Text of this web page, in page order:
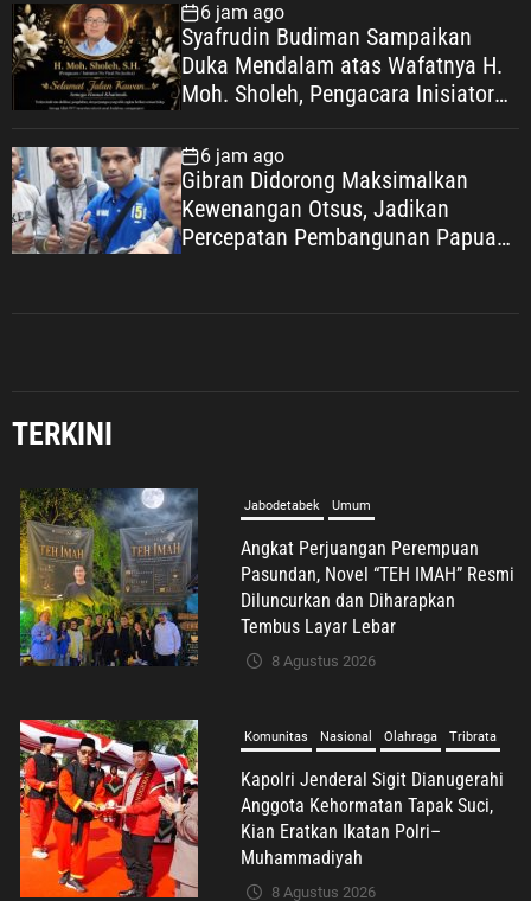
6 jam ago
Syafrudin Budiman Sampaikan
Duka Mendalam atas Wafatnya H.
Moh. Sholeh, Pengacara Inisiator
6 jam ago
Gibran Didorong Maksimalkan
Kewenangan Otsus, Jadikan
Percepatan Pembangunan Papua
TERKINI
Jabodetabek Umum
Angkat Perjuangan Perempuan
Pasundan, Novel “TEH IMAH” Resmi
Diluncurkan dan Diharapkan
Tembus Layar Lebar
8 Agustus 2026
Komunitas Nasional Olahraga Tribrata
Kapolri Jenderal Sigit Dianugerahi
Anggota Kehormatan Tapak Suci,
Kian Eratkan Ikatan Polri–
Muhammadiyah
8 Agustus 2026